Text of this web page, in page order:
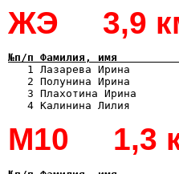
ЖЭ 3,9
№п/п Фамилия, имя
1 Лазарева Ирина
2 Полунина Ирина
3 Плахотина Ирина
М10 1,3